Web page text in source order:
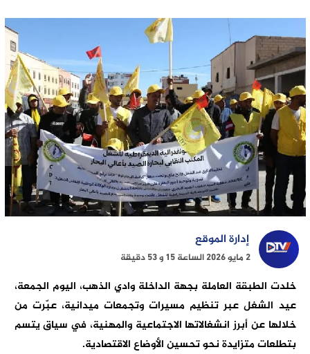
إدارة الموقع
2 مايو 2026 الساعة 15 و 53 دقيقة
خلدت الطبقة العاملة بجهة الداخلة وادي الذهب، اليوم الجمعة،
عيد الشغل عبر تنظيم مسيرات وتجمعات ميدانية، عبّرت من
خلالها عن أبرز انشغالاتها الاجتماعية والمهنية، في سياق يتسم
بتطلعات متزايدة نحو تحسين الأوضاع الاقتصادية.